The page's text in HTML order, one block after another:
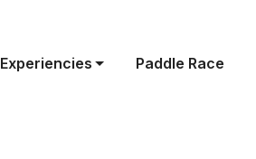
Experiencies Paddle Race